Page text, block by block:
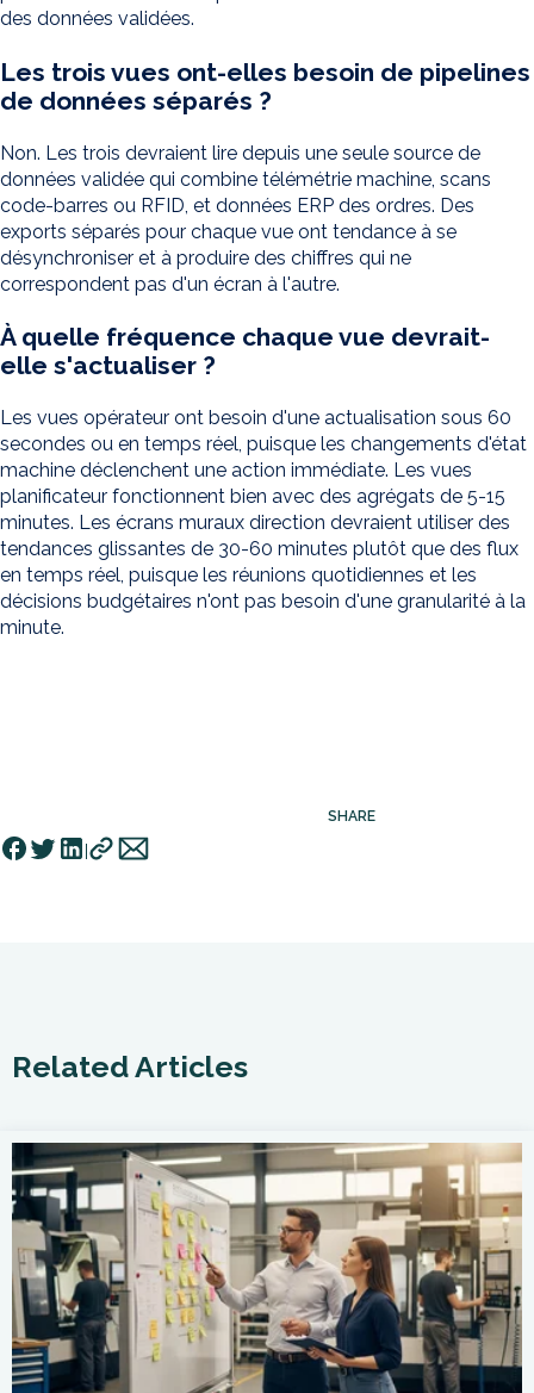
des données validées.
Les trois vues ont-elles besoin de pipelines
de données séparés ?
Non. Les trois devraient lire depuis une seule source de
données validée qui combine télémétrie machine, scans
code-barres ou RFID, et données ERP des ordres. Des
exports séparés pour chaque vue ont tendance à se
désynchroniser et à produire des chiffres qui ne
correspondent pas d'un écran à l'autre.
À quelle fréquence chaque vue devrait-
elle s'actualiser ?
Les vues opérateur ont besoin d'une actualisation sous 60
secondes ou en temps réel, puisque les changements d'état
machine déclenchent une action immédiate. Les vues
planificateur fonctionnent bien avec des agrégats de 5-15
minutes. Les écrans muraux direction devraient utiliser des
tendances glissantes de 30-60 minutes plutôt que des flux
en temps réel, puisque les réunions quotidiennes et les
décisions budgétaires n'ont pas besoin d'une granularité à la
minute.
SHARE
Related Articles